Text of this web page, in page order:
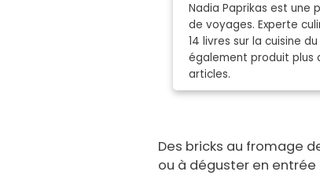
Nadia Paprikas est une
de voyages. Experte
14 livres sur la cuisine
également produit plus
articles.
Des bricks au fromage
ou à déguster en